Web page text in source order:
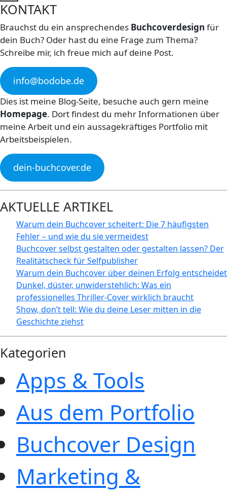
KONTAKT
Brauchst du ein ansprechendes Buchcoverdesign für
dein Buch? Oder hast du eine Frage zum Thema?
Schreibe mir, ich freue mich auf deine Post.
info@bodobe.de
Dies ist meine Blog-Seite, besuche auch gern meine
Homepage. Dort findest du mehr Informationen über
meine Arbeit und ein aussagekräftiges Portfolio mit
Arbeitsbeispielen.
dein-buchcover.de
AKTUELLE ARTIKEL
Warum dein Buchcover scheitert: Die 7 häufigsten
Fehler – und wie du sie vermeidest
Buchcover selbst gestalten oder gestalten lassen? Der
Realitätscheck für Selfpublisher
Warum dein Buchcover über deinen Erfolg entscheidet
Dunkel, düster, unwiderstehlich: Was ein
professionelles Thriller-Cover wirklich braucht
Show, don’t tell: Wie du deine Leser mitten in die
Geschichte ziehst
Kategorien
Apps & Tools
Aus dem Portfolio
Buchcover Design
Marketing &